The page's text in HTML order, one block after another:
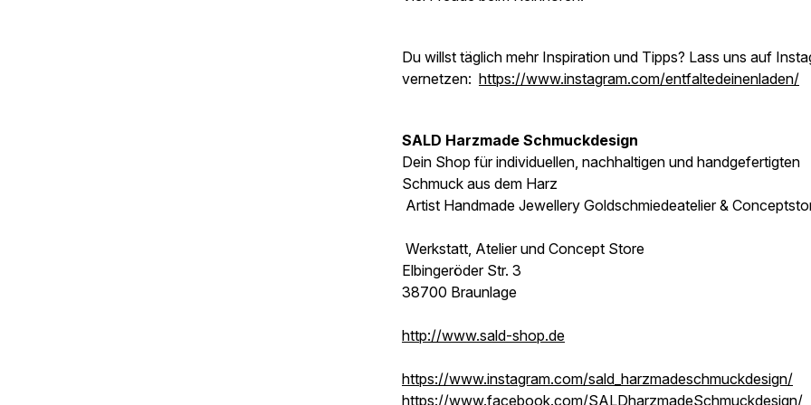
Du willst täglich mehr Inspiration und Tipps? Lass uns auf
vernetzen: https://www.instagram.com/entfaltedeinenladen/
SALD Harzmade Schmuckdesign
Dein Shop für individuellen, nachhaltigen und handgefertigten
Schmuck aus dem Harz
Artist Handmade Jewellery Goldschmiedeatelier &
Werkstatt, Atelier und Concept Store
Elbingeröder Str. 3
38700 Braunlage
http://www.sald-shop.de
https://www.instagram.com/sald_harzmadeschmuckdesign/
https://www.facebook.com/SALDharzmadeSchmuckdesign/